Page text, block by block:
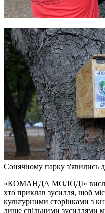
Сонячному парку з'явились
«КОМАНДА МОЛОДІ»
хто приклав зусилля, щоб
культурними сторінками з
лише спільними зусиллями